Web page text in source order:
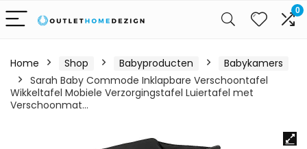
0
Home Shop Babyproducten
Babykamers
Sarah Baby Commode Inklapbare Verschoontafel
Wikkeltafel Mobiele Verzorgingstafel Luiertafel met
Verschoonmat…